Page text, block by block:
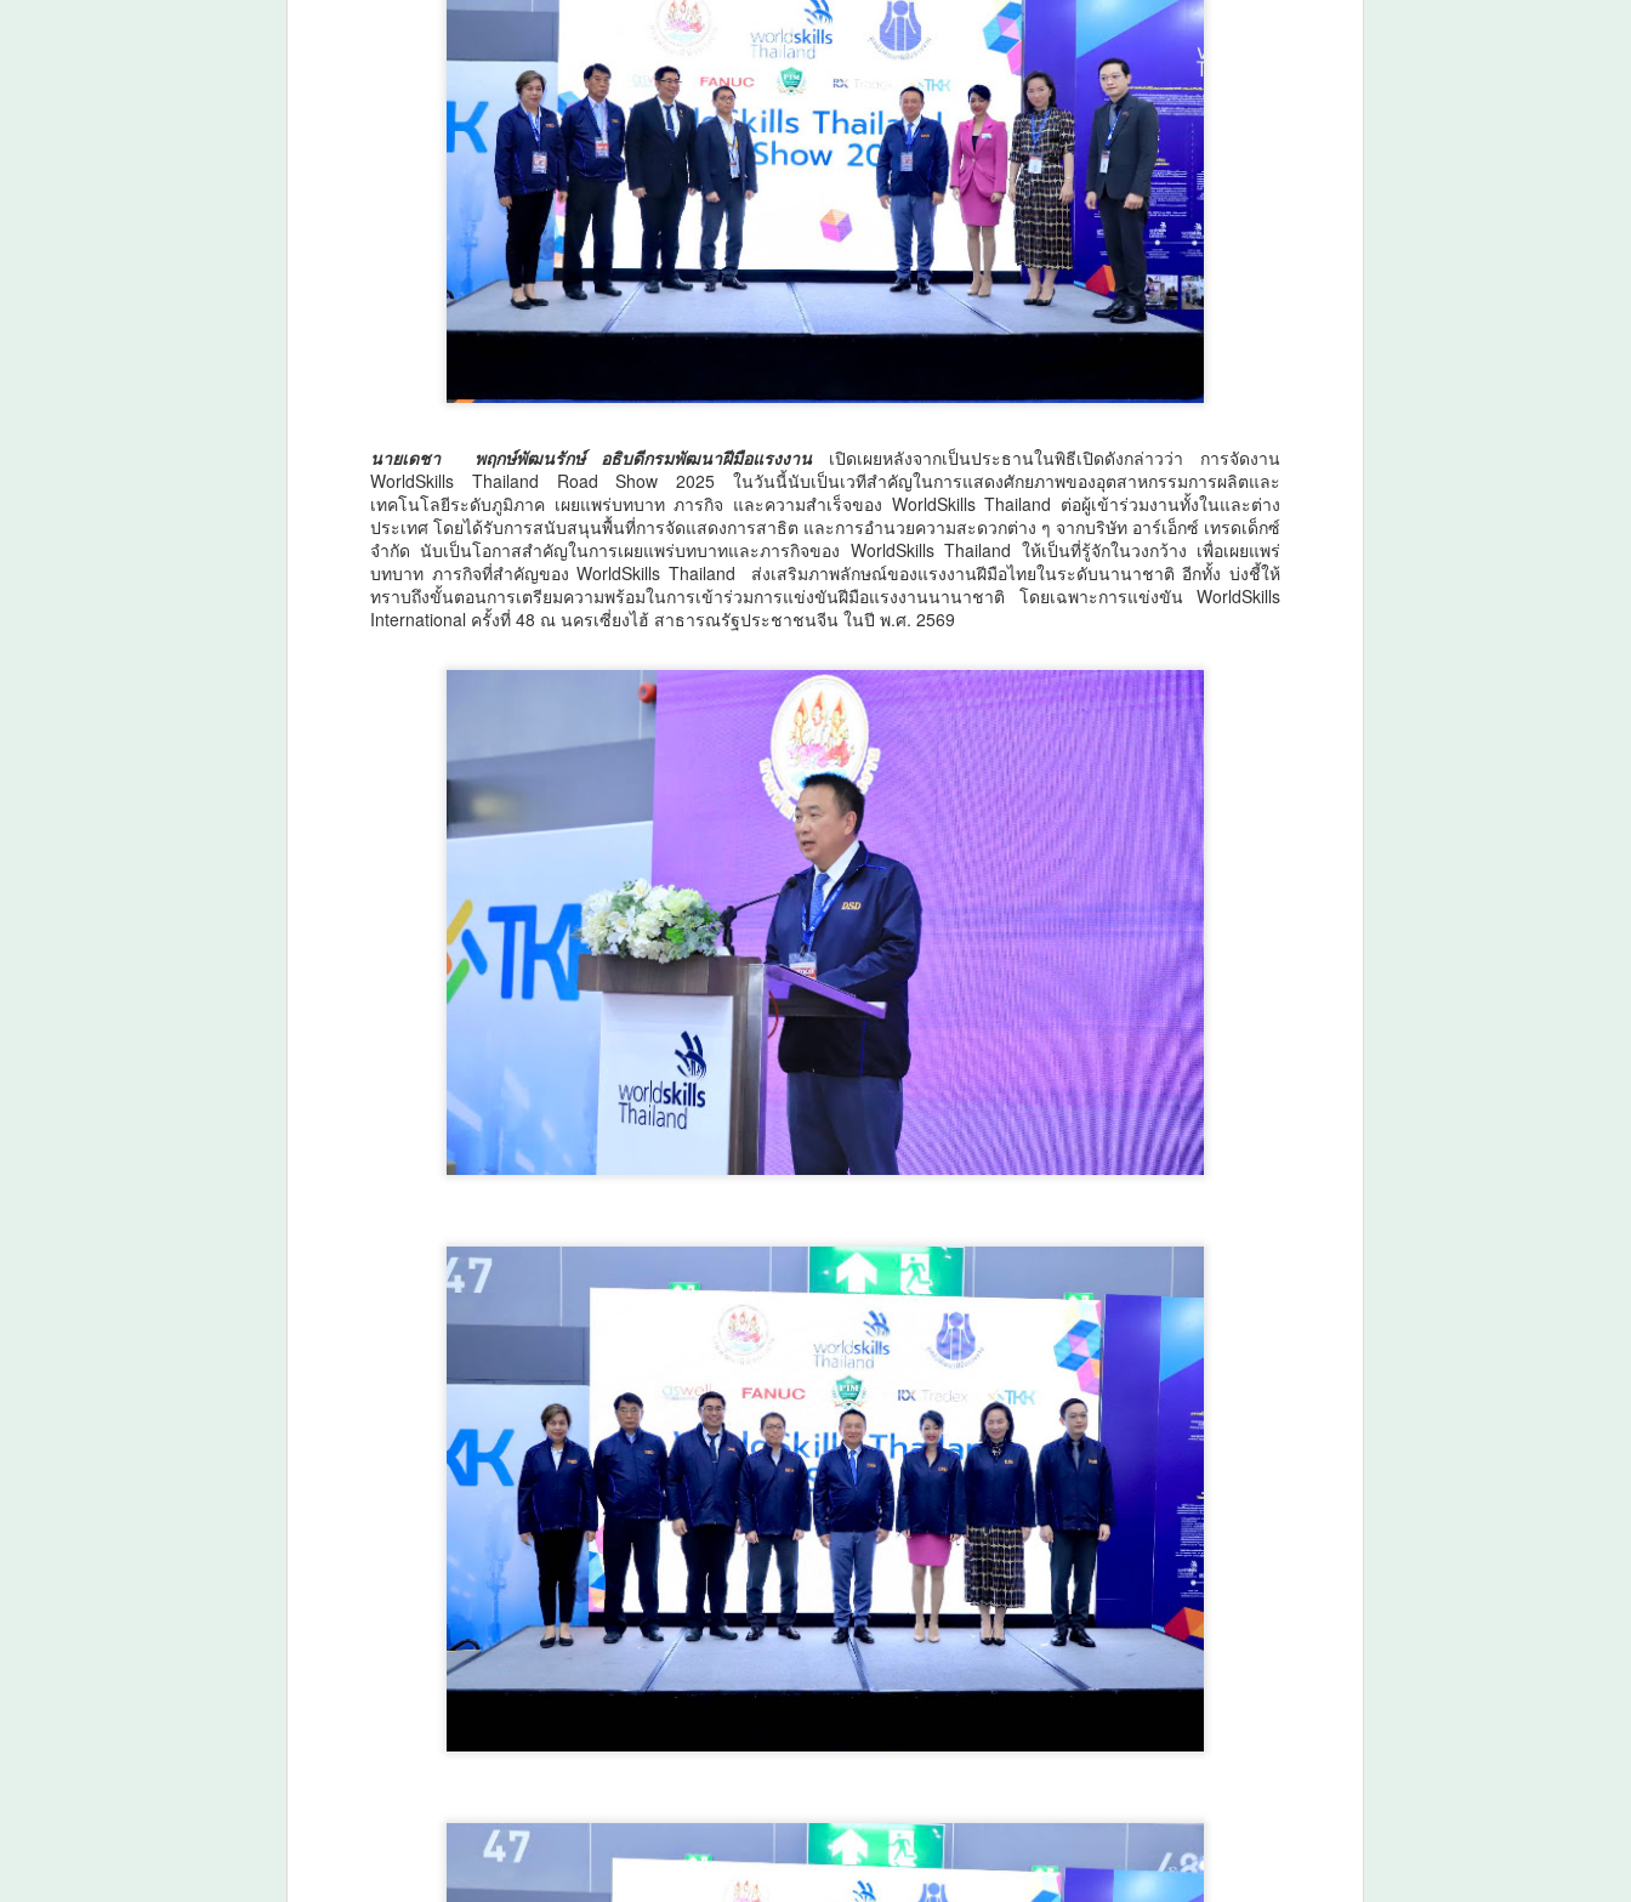
นายเดชา พฤกษ์พัฒนรักษ์ อธิบดีกรมพัฒนาฝีมือแรงงาน เปิดเผยหลังจากเป็นประธานในพิธีเปิดดังกล่าวว่า การจัดงาน
WorldSkills Thailand Road Show 2025 ในวันนี้นับเป็นเวทีสำคัญในการแสดงศักยภาพของอุตสาหกรรมการผลิตและ
เทคโนโลยีระดับภูมิภาค เผยแพร่บทบาท ภารกิจ และความสำเร็จของ WorldSkills Thailand ต่อผู้เข้าร่วมงานทั้งในและต่าง
ประเทศ โดยได้รับการสนับสนุนพื้นที่การจัดแสดงการสาธิต และการอำนวยความสะดวกต่าง ๆ จากบริษัท อาร์เอ็กซ์ เทรดเด็กซ์
จำกัด นับเป็นโอกาสสำคัญในการเผยแพร่บทบาทและภารกิจของ WorldSkills Thailand ให้เป็นที่รู้จักในวงกว้าง เพื่อเผยแพร่
บทบาท ภารกิจที่สำคัญของ WorldSkills Thailand ส่งเสริมภาพลักษณ์ของแรงงานฝีมือไทยในระดับนานาชาติ อีกทั้ง บ่งชี้ให้
ทราบถึงขั้นตอนการเตรียมความพร้อมในการเข้าร่วมการแข่งขันฝีมือแรงงานนานาชาติ โดยเฉพาะการแข่งขัน WorldSkills
International ครั้งที่ 48 ณ นครเซี่ยงไฮ้ สาธารณรัฐประชาชนจีน ในปี พ.ศ. 2569
AUG
6
มูลนิธิกองทุนนิยมไทย จับมือ กระทรวงวัฒนธรรม แถลง
เปิดตัวโครงการ ประกวดอัตลักษณ์อาหารภูมิภาค "รส
ถิ่นไทย" เฟ้นหาเมนูต้นตำรับ 4 ภูมิภาค ดัน Soft Power สู่
ระดับโลก
มูลนิธิกองทุนนิยมไทย จับมือ กระทรวงวัฒนธรรม แถลงเปิดตัวโครงการ
ประกวดอัตลักษณ์อาหารภูมิภาค "รสถิ่นไทย" เฟ้นหาเมนูต้นตำรับ 4 ภูมิภาค
ดัน Soft Power สู่ระดับโลก
ลักษณ์อาหารภูมิภาค "รสถิ่นไทย" ณ มูลนิธิกองทุนนิยมไทย เขตบางรัก
การสร้างมูลค่าเพิ่มทางเศรษฐกิจ และการท่องเที่ยวเชิงอาหาร อย่างยั่งยืน
งานแถลงข่า
ไอซ์ล๊อตมหึมากว่า 300 โล ก่อนเข้ากลางกรุง
นครบาล 1 กัดไม่ปล่อย! แกะรอยขยายผลกลุ่มนักบิน จับไอซ์ล๊อตมหึมากว่า
300 โล ก่อนเข้ากลางกรุง
ย้อนไปเมื่อ 16 มี.ค.2569 ที่ผ่านมา กก.สืบสวนนครบาล 1 บช.น.
วธ. เดินหน้าจัดตั้ง และรับรองวัดคาทอลิกแห่งใหม่หนุน
บทบาทศาสนสถาน เป็นแหล่งปลูกฝังคุณธรรมของศาสนิ
กชน
วธ. เดินหน้าจัดตั้ง และรับรองวัดคาทอลิกแห่งใหม่หนุนบทบาทศาสนสถาน
เป็นแหล่งปลูกฝังคุณธรรมของศาสนิกชน
นางสาวซาบีดา ไทยเศรษฐ์ รัฐมนตรีว่าการกระทรวงวัฒนธรรม (รมว.วธ.)
เปิดเผยว่า ที่ประชุมคณะรัฐมนตรี (ครม.) เมื่อวันที่ 5 สิงหาคม 2569 มีมติ
เห็นชอบการจัดตั้งวัดคาทอลิกจำนวน 5 แห่ง และเห็นชอบการรับรองวัด
คาทอลิกเพิ่มเติมอีก 1 แห่ง ตามที่กระทรวงวัฒนธรรม (วธ.) เสนอ เพื่อเป็นวัด
คาทอลิกตามระเบียบสำนักนายกรัฐมนตรี ว่าด้วยแนวทางพิจารณาในการจัด
ตั้งวัดบาทหลวงโรมันคาทอลิก พ.ศ.
AUG
วศ.อว. จับมือ ทช.ทส. ยกระดับห้องปฏิบัติการไมโคร
พลาสติกสู่มาตรฐานสากล
“AppTech”​ ยกกำลังประเทศไทยจากฐานราก​ เมื่อ
เทคโนโลยีที่เหมาะสมเป็นกลไกยกระดับทุนมนุษย์
“AppTech”​ ยกกำลังประเทศไทยจากฐานราก​ เมื่อเทคโนโลยีที่เหมาะสมเป็น
กลไกยกระดับทุนมนุษย์
หน่วยบริหารจัดการทุนด้านพัฒนาพื้นที่ (บพท.) สำนักงานเร่งรัดการวิจัย
และนวัตกรรมเพื่อเพิ่มความสามารถการแข่งขันและการพัฒนาพื้นที่
(องค์การมหาชน)
ประเทศไทยกำลังเข้าสู่ช่วงเวลาที่โจทย์เศรษฐกิจไม่ใช่เพียง “ทำอย่างไรให้
เศรษฐกิจเติบโต” แต่คือ ทำอย่างไรให้การเติบโตทางเศรษฐกิจสร้างโอกาสให้
คนจำนวนมากขึ้น และทำให้คนในทุกพื้นที่สามารถเป็นผู้สร้างมูลค่าทาง
เศรษฐกิจได้ด้วยตนเอง
ศาสตราจารย์ ดร.ยศชนัน วงศ์สวัสดิ์ รองนายกรั
AUG
กรมบังคับคดี กระทรวงยุติธรรม ประกาศความพร้อมอีก
ครั้งในการเข้าร่วมงานมหกรรมทางการเงินครั้งยิ่งใหญ่
ของภาคตะวันออกเฉียงเหนือ Money Expo Korat 2026
ภายใต้คอนเซปต์ "LED Smart Partner" มุ่งเน้นการเป็น
คู่คิดอัจฉริยะที่ช่วยเปลี่ยนเรื่องหนี้ที่ซับซ้อนให้กลายเป็น
เรื่องง่าย พร้อมมอบโอกาสการเริ่มต้นใหม่ทางการเงิน
ให้กับพี่น้องประชาชน
โอกาสการเริ่มต้นใหม่ทางการเงินให้กับพี่น้องประชาชน
ในสภาวะเศรษฐกิจปัจจุบันที่หลายคนเผชิญกับภาระหนี้สิน กรมบังคับคดี
4
ควรใช้ที่นอนแบบเดียวกัน
ที่นอนตามสรีระ คืออะไร? ทำไมคนรูปร่างต่างกัน ไม่ควรใช้ที่นอนแบบ
เดียวกัน